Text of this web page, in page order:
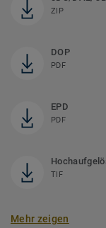
ZIP
DOP
PDF
EPD
PDF
TIF
Mehr zeigen